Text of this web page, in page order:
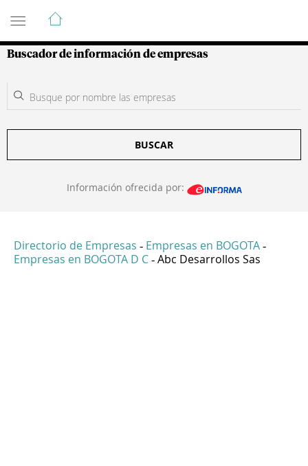
Guía de Empresas Colombianas
Buscador de información de empresas
BUSCAR
Información ofrecida por:
Directorio de Empresas - Empresas en BOGOTA -
Empresas en BOGOTA D C - Abc Desarrollos Sas